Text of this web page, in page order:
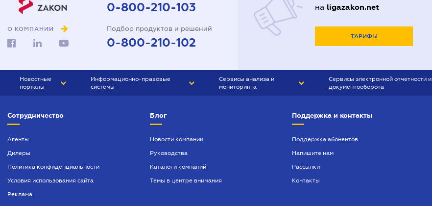
О КОМПАНИИ
0-800-210-103
Подбор продуктов и решений
0-800-210-102
на ligazakon.net
ТАРИФЫ
Новостные
порталы
БИЗНЕС
Информационно-правовые
системы
БУХГАЛТЕР ПРОФ
ЮРИСТ ПРОФ
Сервисы анализа и
мониторинга
Сервисы электронной отчетности и
документооборота
Сотрудничество
Агенты
Дилеры
Политика конфиденциальности
Условия использования сайта
Реклама
Блог
Новости компании
Руководства
Каталоги компаний
Темы в центре внимания
Поддержка и контакты
Поддержка абонентов
Напишите нам
Рассылки
Контакты